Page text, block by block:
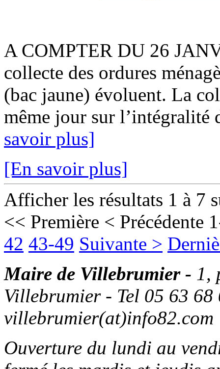
A COMPTER DU 26
collecte des ordures
(bac jaune) évoluent. La
même jour sur l’intégralité
savoir plus]
[En savoir plus]
Afficher les résultats 1 à 7
<< Première < Précédente
42 43-49 Suivante >
Maire de Villebrumier - 1,
Villebrumier - Tel 05 63
villebrumier(at)info82.com
Ouverture du lundi au